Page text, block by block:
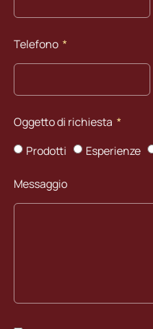
Telefono
Oggetto di richiesta
Prodotti
Esperienze
Messaggio